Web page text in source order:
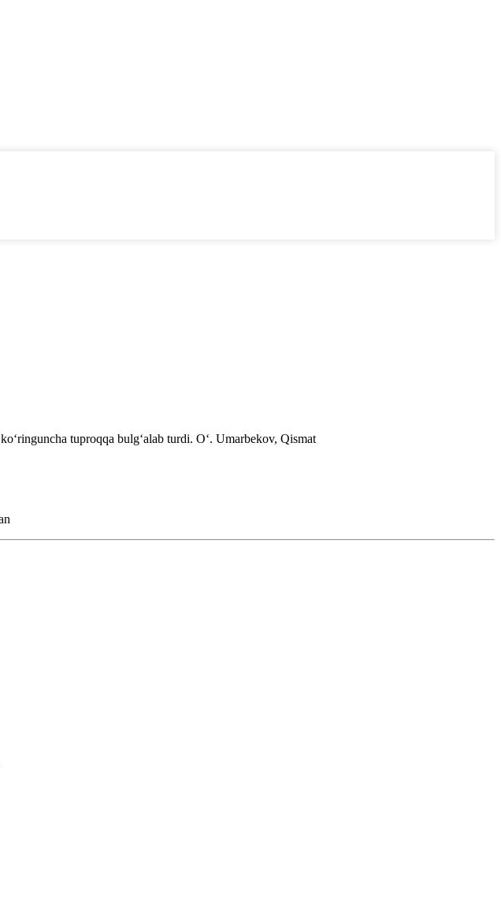
tuproqqa bulgʻalab turdi. Oʻ. Umarbekov, Qismat